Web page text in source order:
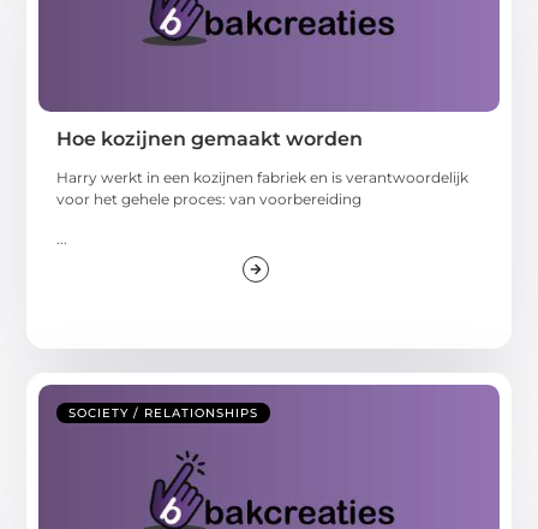
Hoe kozijnen gemaakt worden
Harry werkt in een kozijnen fabriek en is verantwoordelijk
voor het gehele proces: van voorbereiding
SOCIETY / RELATIONSHIPS